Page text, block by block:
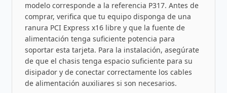
modelo corresponde a la referencia P317. Antes de
comprar, verifica que tu equipo disponga de una
ranura PCI Express x16 libre y que la fuente de
alimentación tenga suficiente potencia para
soportar esta tarjeta. Para la instalación, asegúrate
de que el chasis tenga espacio suficiente para su
disipador y de conectar correctamente los cables
de alimentación auxiliares si son necesarios.